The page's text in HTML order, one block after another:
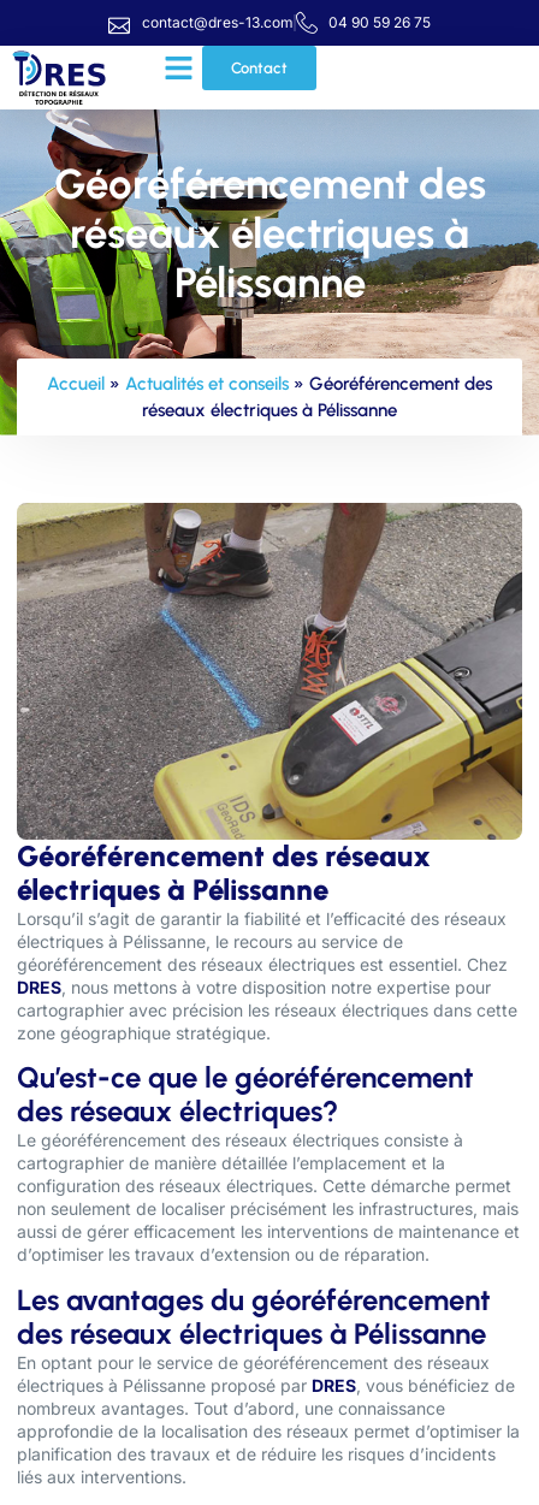
contact@dres-13.com 04 90 59 26 75
Contact
Géoréférencement des
réseaux électriques à
Pélissanne
Accueil » Actualités et conseils » Géoréférencement des
réseaux électriques à Pélissanne
Géoréférencement des réseaux
électriques à Pélissanne
Lorsqu’il s’agit de garantir la fiabilité et l’efficacité des réseaux
électriques à Pélissanne, le recours au service de
géoréférencement des réseaux électriques est essentiel. Chez
DRES , nous mettons à votre disposition notre expertise pour
cartographier avec précision les réseaux électriques dans cette
zone géographique stratégique.
Qu’est-ce que le géoréférencement
des réseaux électriques?
Le géoréférencement des réseaux électriques consiste à
cartographier de manière détaillée l’emplacement et la
configuration des réseaux électriques. Cette démarche permet
non seulement de localiser précisément les infrastructures, mais
aussi de gérer efficacement les interventions de maintenance et
d’optimiser les travaux d’extension ou de réparation.
Les avantages du géoréférencement
des réseaux électriques à Pélissanne
En optant pour le service de géoréférencement des réseaux
électriques à Pélissanne proposé par DRES , vous bénéficiez de
nombreux avantages. Tout d’abord, une connaissance
approfondie de la localisation des réseaux permet d’optimiser la
planification des travaux et de réduire les risques d’incidents
liés aux interventions.